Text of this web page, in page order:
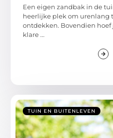
Een eigen zandbak in de
heerlijke plek om urenlang
ontdekken. Bovendien
klare ...
TUIN EN BUITENLEVEN